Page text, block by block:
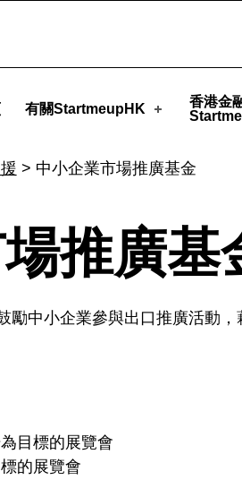
- StartmeupHK
有關StartmeupHK
香港金
> 中小企業市場推廣基金
推廣基
勵中小企業參與出口推廣活動
目標的展覽會
的展覽會